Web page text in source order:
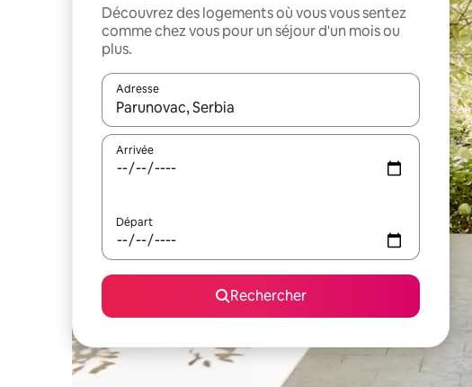
Découvrez des logements où vous vous sentez
comme chez vous pour un séjour d'un mois ou
plus.
Adresse
Lorsque les résultats s'affichent, utilisez les flèches vers le
Arrivée
Départ
Rechercher